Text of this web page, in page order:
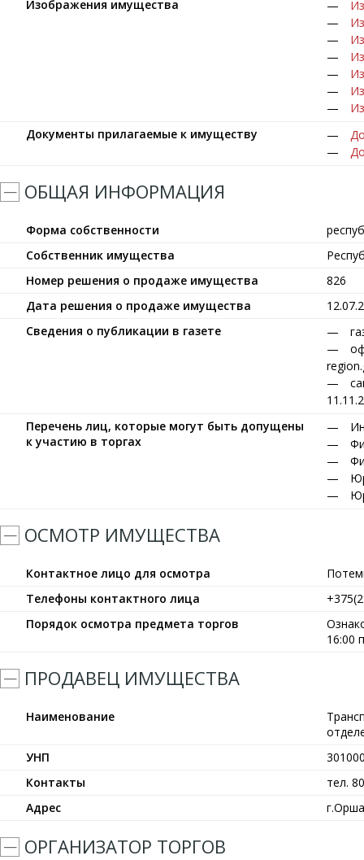
Изображения имущества
Документы прилагаемые к имуществу
ОБЩАЯ ИНФОРМАЦИЯ
Форма собственности
Собственник имущества
Номер решения о продаже имущества
826
Дата решения о продаже имущества
Сведения о публикации в газете
Перечень лиц, которые могут быть допущены
к участию в торгах
ОСМОТР ИМУЩЕСТВА
Контактное лицо для осмотра
Телефоны контактного лица
Порядок осмотра предмета торгов
16:00
ПРОДАВЕЦ ИМУЩЕСТВА
Наименование
УНП
Контакты
тел.
Адрес
ОРГАНИЗАТОР ТОРГОВ